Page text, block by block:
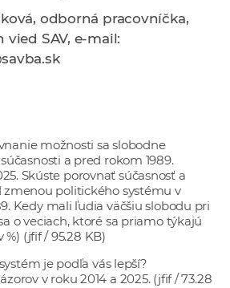
odborná pracovníčka,
SAV, e-mail:
možnosti sa slobodne
a pred rokom 1989.
Skúste porovnať súčasnosť a
politického systému v
Kedy mali ľudia väčšiu slobodu pri
o veciach, ktoré sa priamo týkajú
%) (jfif / 95.28 KB)
je podľa vás lepší?
v roku 2014 a 2025. (jfif / 73.28